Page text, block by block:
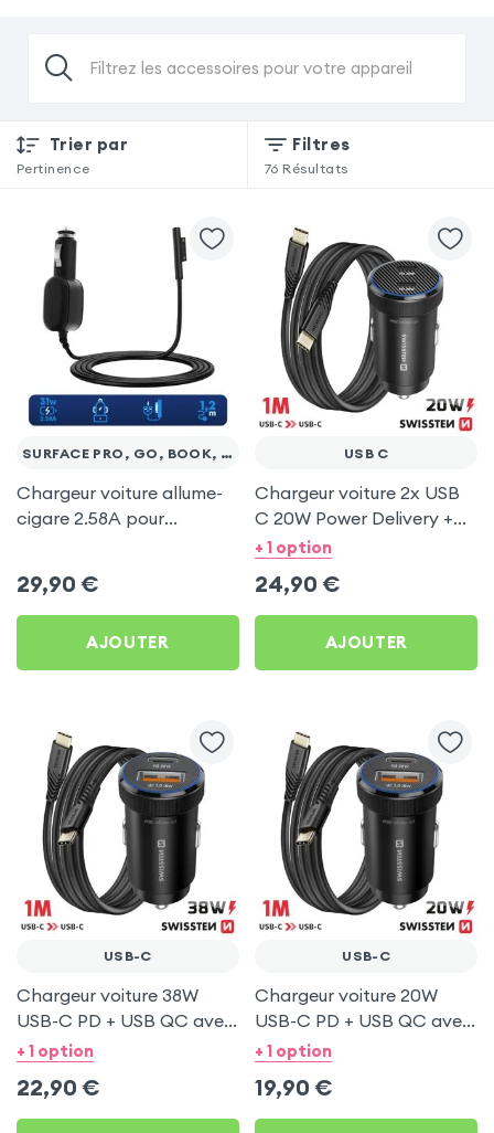
Filtrez les accessoires pour votre appareil
Trier par
Pertinence
Filtres
76 Résultats
SURFACE PRO, GO, BOOK, LAPTOP
Chargeur voiture allume-
cigare 2.58A pour
29,90 €
AJOUTER
USB C
Chargeur voiture 2x USB
C 20W Power Delivery +
Câble USB C 60W -
+ 1 option
24,90 €
AJOUTER
USB-C
Chargeur voiture 38W
USB-C PD + USB QC avec
Câble type C 60W -
+ 1 option
22,90 €
USB-C
Chargeur voiture 20W
USB-C PD + USB QC avec
Câble type C 1m -
+ 1 option
19,90 €